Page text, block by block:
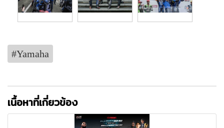
#Yamaha
เนื้อหาที่เกี่ยวข้อง